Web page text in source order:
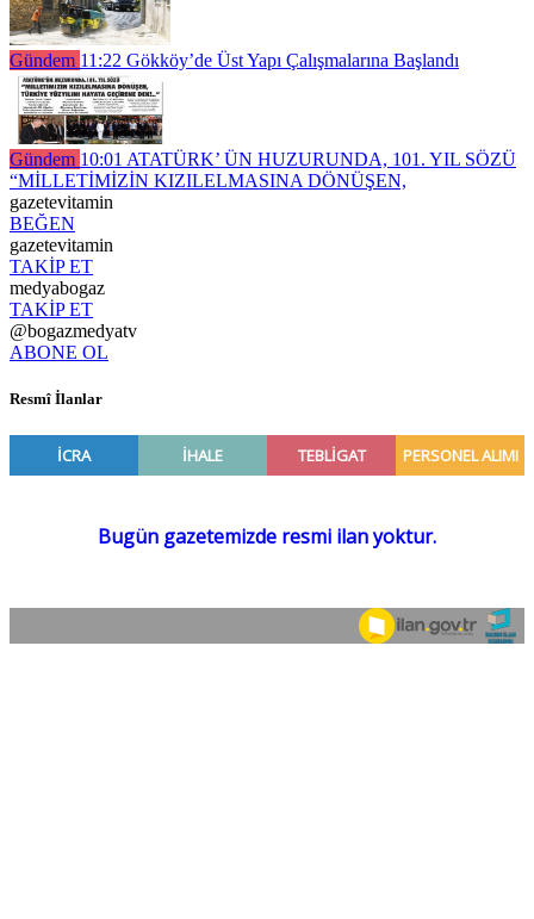
Gündem 11:22 Gökköy’de Üst Yapı Çalışmalarına Başlandı
Gündem 10:01 ATATÜRK’ ÜN HUZURUNDA, 101. YIL SÖZÜ
“MİLLETİMİZİN KIZILELMASINA DÖNÜŞEN,
gazetevitamin
BEĞEN
gazetevitamin
TAKİP ET
medyabogaz
TAKİP ET
@bogazmedyatv
ABONE OL
Resmî İlanlar